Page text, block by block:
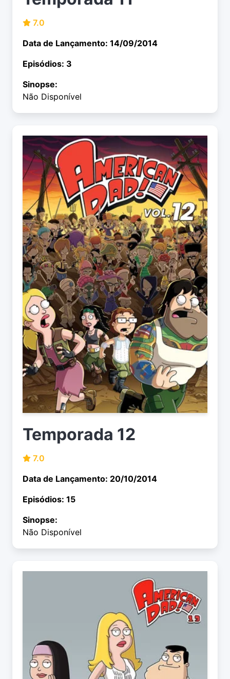
7.0
Data de Lançamento: 14/09/2014
Episódios: 3
Sinopse:
Não Disponível
Temporada 12
7.0
Data de Lançamento: 20/10/2014
Episódios: 15
Sinopse:
Não Disponível